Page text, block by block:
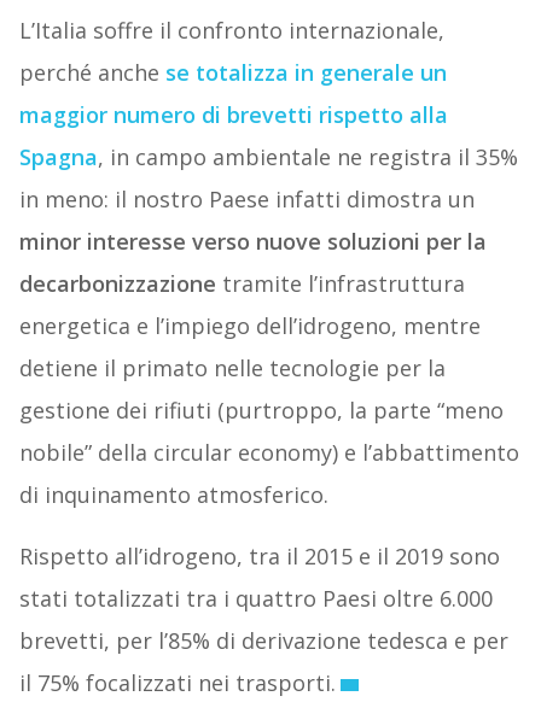
L’Italia soffre il confronto internazionale,
perché anche se totalizza in generale un
maggior numero di brevetti rispetto alla
Spagna, in campo ambientale ne registra il 35%
in meno: il nostro Paese infatti dimostra un
minor interesse verso nuove soluzioni per la
decarbonizzazione tramite l’infrastruttura
energetica e l’impiego dell’idrogeno, mentre
detiene il primato nelle tecnologie per la
gestione dei rifiuti (purtroppo, la parte “meno
nobile” della circular economy) e l’abbattimento
di inquinamento atmosferico.
Rispetto all’idrogeno, tra il 2015 e il 2019 sono
stati totalizzati tra i quattro Paesi oltre 6.000
brevetti, per l’85% di derivazione tedesca e per
il 75% focalizzati nei trasporti.